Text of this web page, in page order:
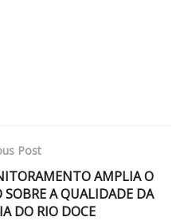
Post
AMPLIA O
SOBRE A QUALIDADE DA
DO RIO DOCE